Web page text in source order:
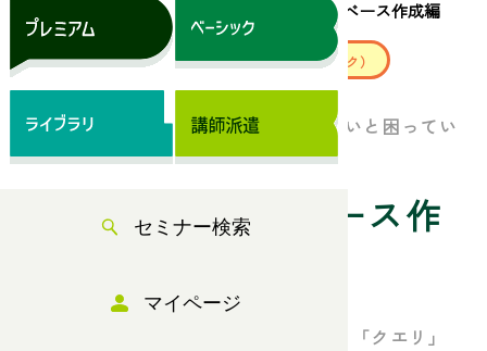
セミナー検索
マイページ
キル」のセミナー一覧
Access データベース作成編
来場セミナー ベーシック（サブスク）
データベースの考え方や使い方が難しいと困ってい
ませんか？
Access データベース作
Accessの基本機能である「テーブル」「クエリ」